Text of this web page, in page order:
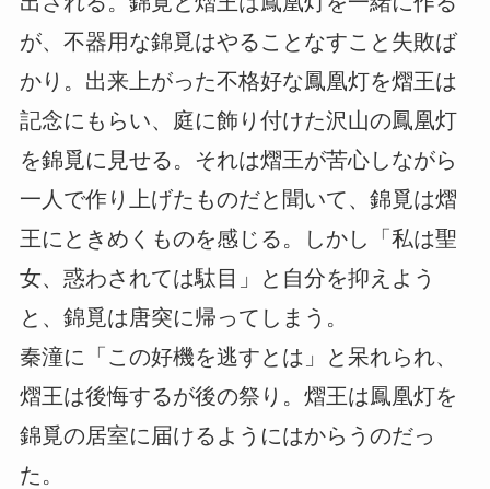
が、不器用な錦覓はやることなすこと失敗ば
かり。出来上がった不格好な鳳凰灯を熠王は
記念にもらい、庭に飾り付けた沢山の鳳凰灯
を錦覓に見せる。それは熠王が苦心しながら
一人で作り上げたものだと聞いて、錦覓は熠
王にときめくものを感じる。しかし「私は聖
女、惑わされては駄目」と自分を抑えよう
と、錦覓は唐突に帰ってしまう。
秦潼に「この好機を逃すとは」と呆れられ、
熠王は後悔するが後の祭り。熠王は鳳凰灯を
錦覓の居室に届けるようにはからうのだっ
た。